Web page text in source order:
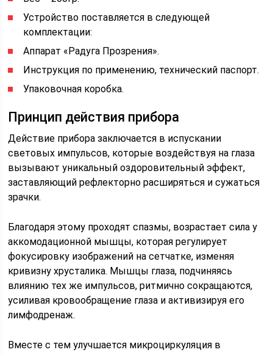
Устройство поставляется в следующей
комплектации:
Аппарат «Радуга Прозрения».
Инструкция по применению, технический паспорт.
Упаковочная коробка.
Принцип действия прибора
Действие прибора заключается в испускании
световых импульсов, которые воздействуя на глаза
вызывают уникальный оздоровительный эффект,
заставляющий рефлекторно расширяться и сужаться
зрачки.
Благодаря этому проходят спазмы, возрастает сила у
аккомодационной мышцы, которая регулирует
фокусировку изображений на сетчатке, изменяя
кривизну хрусталика. Мышцы глаза, подчиняясь
влиянию тех же импульсов, ритмично сокращаются,
усиливая кровообращение глаза и активизируя его
лимфодренаж.
Вместе с тем улучшается микроциркуляция в